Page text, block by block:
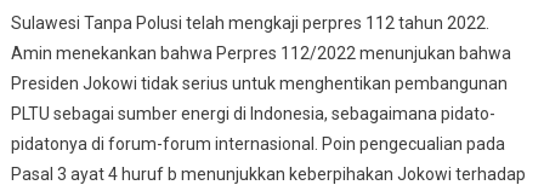
Sulawesi Tanpa Polusi telah mengkaji perpres 112 tahun 2022.
Amin menekankan bahwa Perpres 112/2022 menunjukan bahwa
Presiden Jokowi tidak serius untuk menghentikan pembangunan
PLTU sebagai sumber energi di Indonesia, sebagaimana pidato-
pidatonya di forum-forum internasional. Poin pengecualian pada
Pasal 3 ayat 4 huruf b menunjukkan keberpihakan Jokowi terhadap